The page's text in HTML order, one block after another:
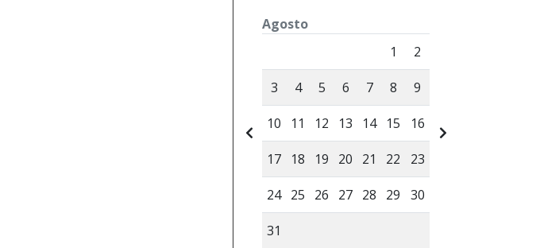
Agosto
Miércoles Jueves
1 2
3 4 5 6 7 8 9
10 11 12 13 14 15 16
17 18 19 20 21 22 23
24 25 26 27 28 29 30
31